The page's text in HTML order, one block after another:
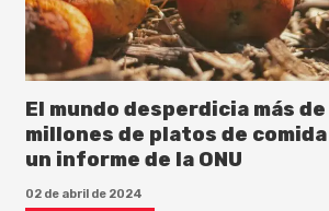
El mundo desperdicia más
millones de platos de
un informe de la ONU
02 de abril de 2024